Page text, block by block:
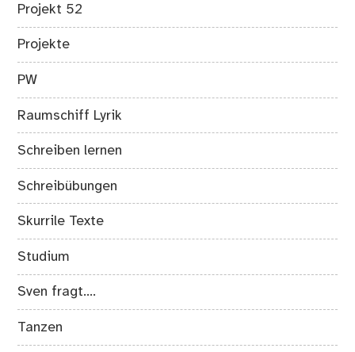
Projekt 52
Projekte
PW
Raumschiff Lyrik
Schreiben lernen
Schreibübungen
Skurrile Texte
Studium
Sven fragt….
Tanzen